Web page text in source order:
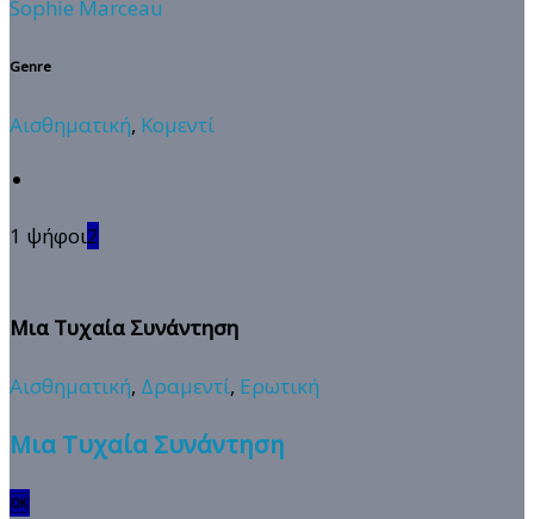
Sophie Marceau
Genre
Αισθηματική, Κομεντί
1 ψήφοι2
Μια Τυχαία Συνάντηση
Αισθηματική, Δραμεντί, Ερωτική
Μια Τυχαία Συνάντηση
🆗